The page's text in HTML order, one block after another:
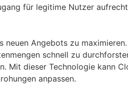
für legitime Nutzer
Angebots zu
schnell zu
Mit dieser Technologie kann
anpassen.